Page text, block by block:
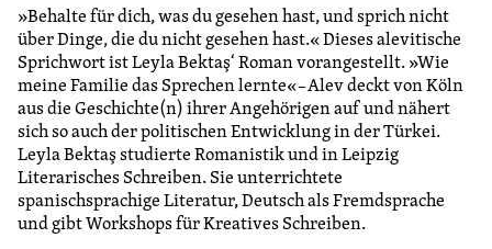
»Behalte für dich, was du gesehen hast, und sprich nicht
über Dinge, die du nicht gesehen hast.« Dieses alevitische
Sprichwort ist Leyla Bektaş‘ Roman vorangestellt. »Wie
meine Familie das Sprechen lernte« – Alev deckt von Köln
aus die Geschichte(n) ihrer Angehörigen auf und nähert
sich so auch der politischen Entwicklung in der Türkei.
Leyla Bektaş studierte Romanistik und in Leipzig
Literarisches Schreiben. Sie unterrichtete
spanischsprachige Literatur, Deutsch als Fremdsprache
und gibt Workshops für Kreatives Schreiben.